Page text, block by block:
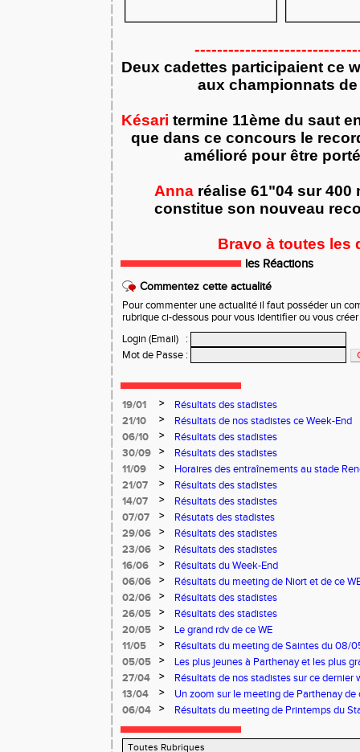
Deux cadettes participaient ce
aux championnats
Késari termine 11ème du saut
que dans ce concours le
amélioré pour être
Anna réalise 61"04 sur 400
constitue son nouveau
Bravo à toutes les
les Réactions
Commentez cette actualité
Pour commenter une actualité il faut posséder un
rubrique ci-dessous pour vous identifier ou vous
Login (Email)
:
Mot de Passe :
19/01 >
Résultats des stadistes
21/10
>
Résultats de nos stadistes ce Week-End
06/10
>
Résultats des stadistes
30/09
>
Résultats des stadistes
11/09
>
Horaires des entraînements au stade
21/07
>
Résultats des stadistes
14/07
>
Résultats des stadistes
07/07
>
Résutats des stadistes
29/06
>
Résultats des stadistes
23/06
>
Résultats des stadistes
16/06
>
Résultats du Week-End
06/06
>
Résultats du meeting de Niort et de ce
02/06
>
Résultats des stadistes
26/05
>
Résultats des stadistes
20/05
>
Le grand rdv de ce WE
11/05
>
Résultats du meeting de Saintes du 08/
Niort du 11/05/2025
05/05 >
Les plus jeunes à Parthenay et les plus
03 et 04 mai
27/04 >
Résultats de nos stadistes sur ce dernier
13/04
>
Un zoom sur le meeting de Parthenay
06/04
> Résultats du meeting de Printemps du